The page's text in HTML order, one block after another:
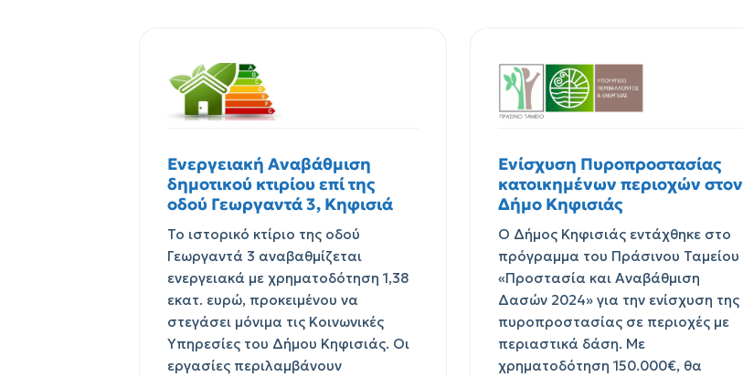
Ενεργειακή Αναβάθμιση
δημοτικού κτιρίου επί της
οδού Γεωργαντά 3, Κηφισιά
Το ιστορικό κτίριο της οδού
Γεωργαντά 3 αναβαθμίζεται
ενεργειακά με χρηματοδότηση 1,38
εκατ. ευρώ, προκειμένου να
στεγάσει μόνιμα τις Κοινωνικές
Υπηρεσίες του Δήμου Κηφισιάς. Οι
εργασίες περιλαμβάνουν
Ενίσχυση Πυροπροστασίας
κατοικημένων περιοχών στον
Δήμο Κηφισιάς
Ο Δήμος Κηφισιάς εντάχθηκε στο
πρόγραμμα του Πράσινου Ταμείου
«Προστασία και Αναβάθμιση
Δασών 2024» για την ενίσχυση της
πυροπροστασίας σε περιοχές με
περιαστικά δάση. Με
χρηματοδότηση 150.000€, θα